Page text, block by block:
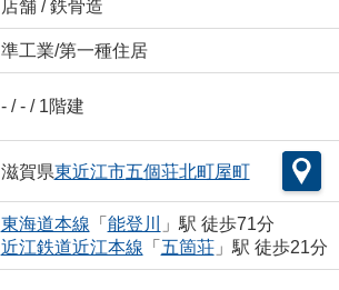
店舗 / 鉄骨造
準工業/第一種住居
- / - / 1階建
滋賀県東近江市五個荘北町屋町
東海道本線 「 能登川
」駅 徒歩71分
近江鉄道近江本線 「 五箇荘」駅 徒歩21分